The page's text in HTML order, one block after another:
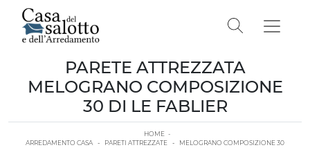
PARETE ATTREZZATA
MELOGRANO COMPOSIZIONE
30 DI LE FABLIER
HOME -
ARREDAMENTO CASA
- PARETI ATTREZZATE - MELOGRANO COMPOSIZIONE 30